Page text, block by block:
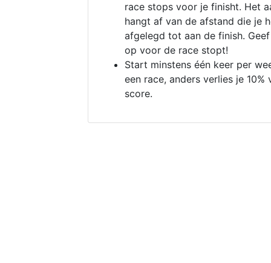
race stops voor je finisht. Het
hangt af van de afstand die je
afgelegd tot aan de finish.
op voor de race stopt!
Start minstens één keer per
een race, anders verlies je 10%
score.